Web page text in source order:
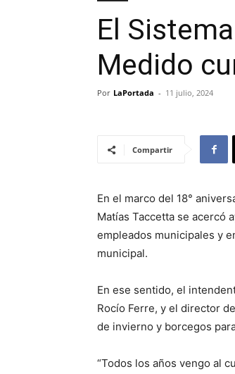
El
Medido
Por LaPortada - 11 julio, 2024
Compartir
En el marco del 18°
Matías Taccetta se acercó
empleados municipales y
municipal.
En ese sentido, el
Rocío Ferre, y el director
de invierno y borcegos
“Todos los años vengo al